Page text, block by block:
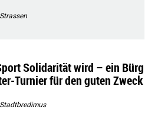
Strassen
Solidarität wird – ein Bürg
Turnier für den guten Zweck
Stadtbredimus